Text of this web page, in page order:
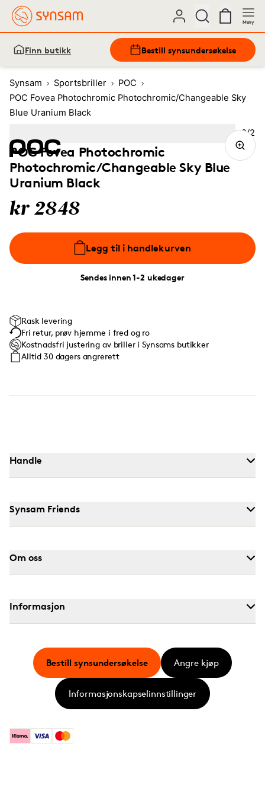
Meny
Finn butikk Bestill synsundersøkelse
Synsam Sportsbriller
POC
POC Fovea Photochromic Photochromic/Changeable Sky
Blue Uranium Black
POC Fovea Photochromic
Photochromic/Changeable Sky Blue
Uranium Black
kr 2848
Legg til i handlekurven
Sendes innen 1-2 ukedager
Rask levering
Fri retur, prøv hjemme i fred og ro
Kostnadsfri justering av briller i Synsams butikker
Alltid 30 dagers angrerett
Bilde
2/2
(Current image)
Handle
Synsam Friends
Om oss
Informasjon
KlarnaVisa Mastercard
Bestill synsundersøkelse Angre kjøp
Informasjonskapselinnstillinger